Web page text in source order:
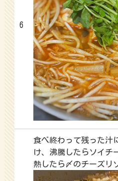
6
食べ終わって残った汁
け、沸騰したらソイチ
熱したら〆のチーズリ